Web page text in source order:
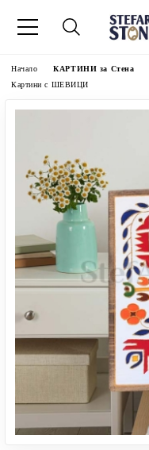
Начало КАРТИНИ за Стена
Картини с ШЕВИЦИ